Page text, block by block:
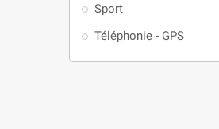
Sport
Téléphonie - GPS